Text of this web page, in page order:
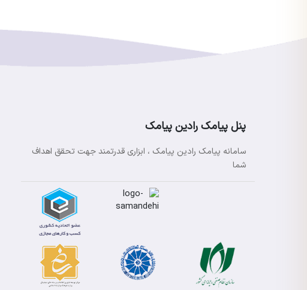
پنل پیامک رادین پیامک
سامانه پیامک رادین پیامک ، ابزاری قدرتمند جهت تحقق اهداف
شما